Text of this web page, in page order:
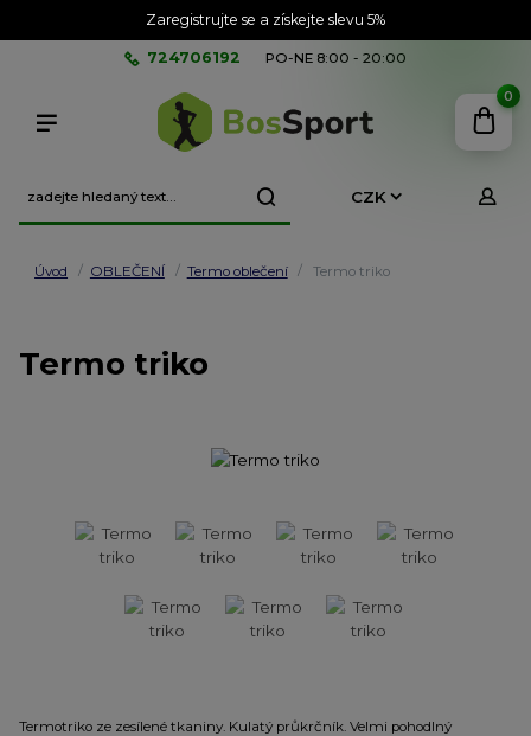
Zaregistrujte se a získejte slevu 5%
CZK
724706192 PO-NE 8:00 - 20:00
0
Úvod OBLEČENÍ Termo oblečení Termo triko
Termo triko
Termotriko ze zesílené tkaniny. Kulatý průkrčník. Velmi pohodlný